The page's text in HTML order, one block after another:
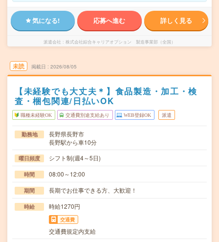
気になる! 応募へ進む 詳しく見る
派遣会社 株式会社綜合キャリアオプション 製造事業部（全国）
未読 掲載日 2026/08/05
【未経験でも大丈夫＊】食品製造・加工・検
査・梱包関連/日払いOK
職種未経験OK 交通費別途支給あり WEB登録OK 派遣
勤務地
長野県長野市
長野駅から車10分
曜日頻度 シフト制(週4～5日)
時間 08:00～12:00
期間 長期でお仕事できる方、大歓迎！
時給 時給1270円
交通費
交通費規定内支給